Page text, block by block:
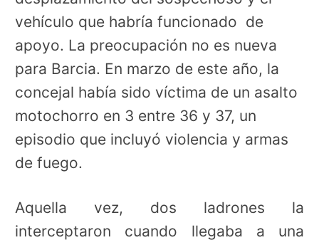
vehículo que habría funcionado de
apoyo. La preocupación no es nueva
para Barcia. En marzo de este año, la
concejal había sido víctima de un asalto
motochorro en 3 entre 36 y 37, un
episodio que incluyó violencia y armas
de fuego.
Aquella vez, dos ladrones la
interceptaron cuando llegaba a una